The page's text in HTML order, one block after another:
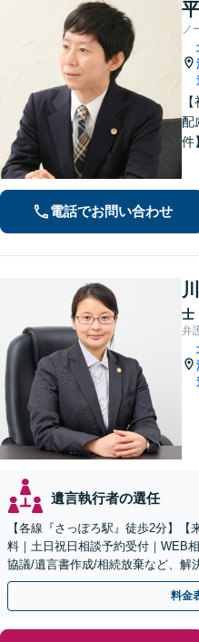
ノ
配
件
電話でお問い合わせ
士
弁
遺言執行者の選任
【各線『さっぽろ駅』徒歩2分】
料｜土日祝日相談予約受付｜WEB
協議/遺言書作成/相続放棄など、解
料金